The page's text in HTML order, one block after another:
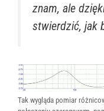
znam, ale
stwierdzić, jak
Tak wygląda pomiar